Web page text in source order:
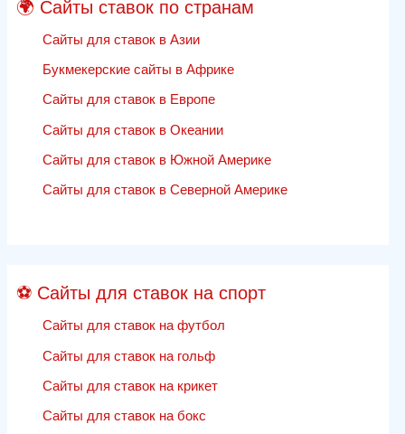
🌍 Сайты ставок по странам
Сайты для ставок в Азии
Букмекерские сайты в Африке
Сайты для ставок в Европе
Сайты для ставок в Океании
Сайты для ставок в Южной Америке
Сайты для ставок в Северной Америке
⚽ Сайты для ставок на спорт
Сайты для ставок на футбол
Сайты для ставок на гольф
Сайты для ставок на крикет
Сайты для ставок на бокс